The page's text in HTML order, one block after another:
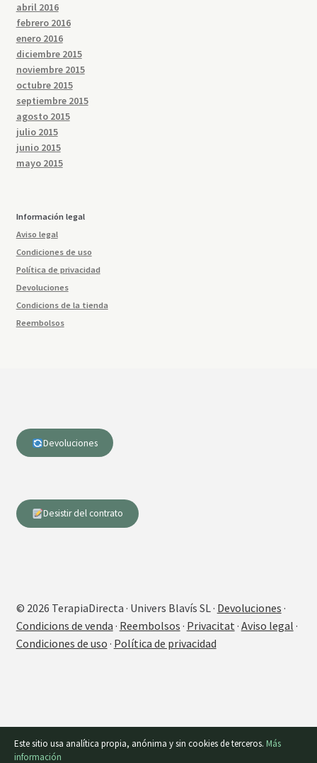
abril 2016
febrero 2016
enero 2016
diciembre 2015
noviembre 2015
octubre 2015
septiembre 2015
agosto 2015
julio 2015
junio 2015
mayo 2015
Información legal
Aviso legal
Condiciones de uso
Política de privacidad
Devoluciones
Condicions de la tienda
Reembolsos
Devoluciones
Desistir del contrato
© 2026 TerapiaDirecta · Univers Blavís SL · Devoluciones ·
Condicions de venda · Reembolsos · Privacitat · Aviso legal ·
Condiciones de uso · Política de privacidad
Este sitio usa analítica propia, anónima y sin cookies de terceros. Más
información